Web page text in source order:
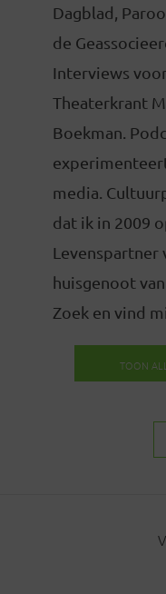
Dagblad,
de
Interviews
Theaterkrant
Boekman.
media.
dat ik in 2009
Levenspartner
huisgenoot van
Zoek en vind
TOON